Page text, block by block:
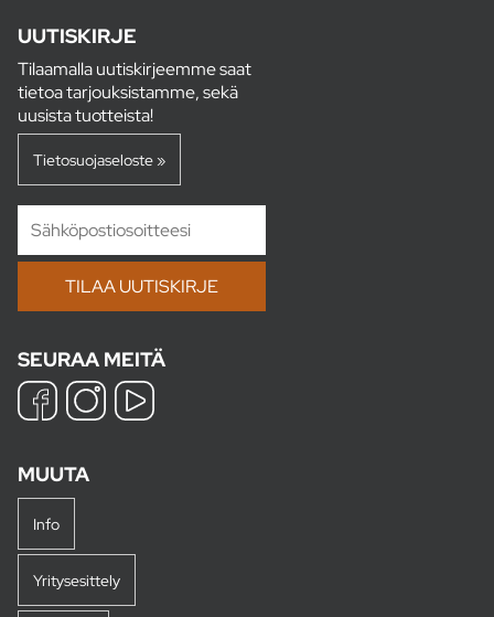
UUTISKIRJE
Tilaamalla uutiskirjeemme saat
tietoa tarjouksistamme, sekä
uusista tuotteista!
Tietosuojaseloste »
SEURAA MEITÄ
MUUTA
Info
Yritysesittely